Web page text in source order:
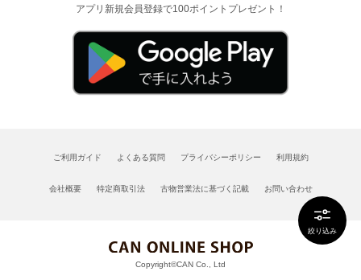
絞り込み
アプリ新規会員登録で100ポイントプレゼント！
ご利用ガイド よくある質問 プライバシーポリシー 利用規約
会社概要 特定商取引法 古物営業法に基づく記載 お問い合わせ
Copyright©CAN Co., Ltd